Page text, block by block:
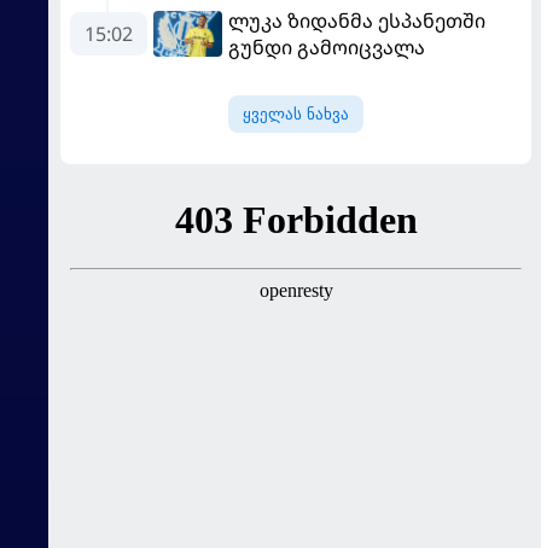
იუნაიტედთან"
15:02
ლუკა ზიდანმა ესპანეთში
გუნდი გამოიცვალა
ყველას ნახვა